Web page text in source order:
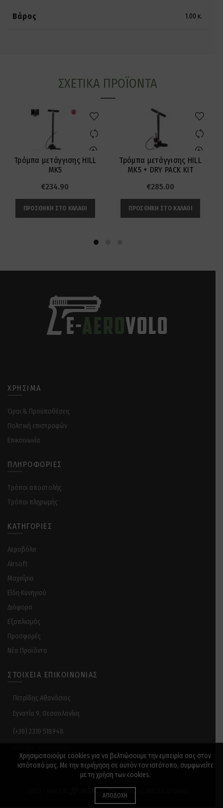
Βάρος 1.00 κ.
ΣΧΕΤΙΚΆ ΠΡΟΪΌΝΤΑ
Τρόμπα μετάγγισης HILL
MK5
€234.90
ΠΡΟΣΘΉΚΗ ΣΤΟ ΚΑΛΆΘΙ
Τρόμπα μετάγγισης HILL
MK5 + DRY PACK KIT
€285.00
ΠΡΟΣΘΉΚΗ ΣΤΟ ΚΑΛΆΘΙ
ΧΡΉΣΙΜΑ
Όροι & Προϋποθέσεις
Πολιτική επιστροφών
Επικοινωνία
ΠΛΗΡΟΦΟΡΊΕΣ
Tρόποι αποστολής
Tρόποι πληρωμής
ΚΑΤΗΓΟΡΊΕΣ
Αεροβόλα
Airsoft
Μαχαίρια
Είδη Κυνηγιού
Διάφορα
Eξοπλισμός
Προσφορές
Νέα Προϊόντα
ΣΤΟΙΧΕΊΑ ΕΠΙΚΟΙΝΩΝΊΑΣ
Πετρίδης Αθανάσιος
Εγνατία 9, Θεσσαλονίκη
(+30) 2310 518948
Χρησιμοποιούμε cookies για να βελτιώσουμε την εμπειρία σας στον
ιστότοπό μας. Με την περιήγηση σε αυτόν τον ιστότοπο, συμφωνείτε
με τη χρήση των cookies.
ΑΠΟΔΟΧΉ